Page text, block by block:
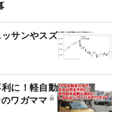
サンやスズ
に！軽自動
ワガママ